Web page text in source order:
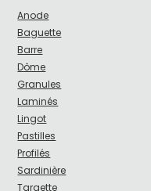
Anode
Baguette
Barre
Dôme
Granules
Laminés
Lingot
Pastilles
Profilés
Sardinière
Targette